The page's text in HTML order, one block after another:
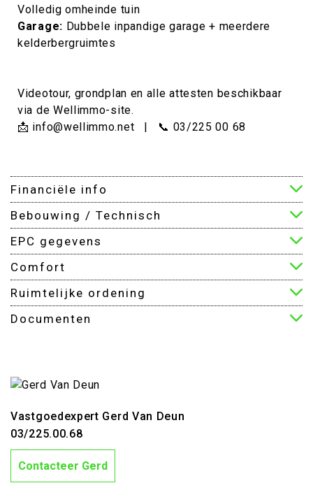
Volledig omheinde tuin
Garage: Dubbele inpandige garage + meerdere
kelderbergruimtes
Videotour, grondplan en alle attesten beschikbaar
via de Wellimmo-site.
📩 info@wellimmo.net | 📞 03/225 00 68
Financiële info
Bebouwing / Technisch
EPC gegevens
Comfort
Ruimtelijke ordening
Documenten
Vastgoedexpert Gerd Van Deun
03/225.00.68
Contacteer Gerd